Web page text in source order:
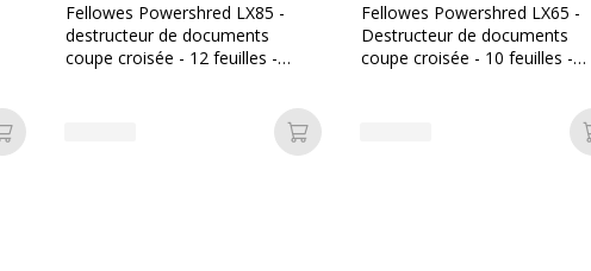
Données d'identification
Données d'identification
Ajouter au panier
Fellowes Powershred LX85 -
destructeur de documents
coupe croisée - 12 feuilles -
Ajouter au panier
Fellowes Powershred LX65 -
Destructeur de documents
coupe croisée - 10 feuilles -